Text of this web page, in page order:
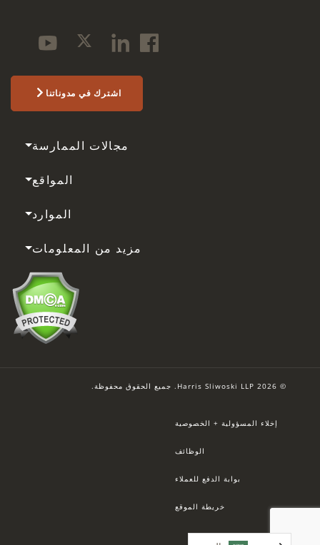
اشترك في مدوناتنا
مجالات الممارسة
المواقع
الموارد
مزيد من المعلومات
© 2026 Harris Sliwoski LLP. جميع الحقوق محفوظة.
إخلاء المسؤولية + الخصوصية
الوظائف
بوابة الدفع للعملاء
خريطة الموقع